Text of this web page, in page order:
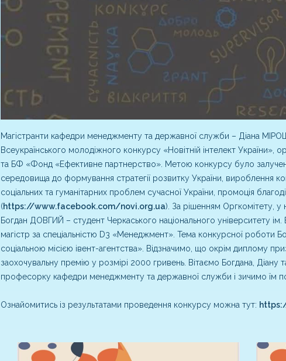
Магістранти кафедри менеджменту та державної служби – Діана
Всеукраїнського молодіжного конкурсу «Новітній інтелект України»,
та БФ «Фонд «Ефективне партнерство». Метою конкурсу було
середовища до формування стратегії розвитку України, вироблення
соціальних та гуманітарних проблем сучасної України, промоція
(https://www.facebook.com/novi.org.ua). За рішенням Оргкомітету, у
Богдан ДОВГИЙ – студент Черкаського національного університету ім.
магістр за спеціальністю D3 «Менеджмент». Тема конкурсної роботи
соціальною місією івент-агентства». Відзначимо, що окрім диплому
заохочувальну премію у розмірі 2000 гривень. Вітаємо Богдана, Діану
професорку кафедри менеджменту та державної служби і зичимо їм
Ознайомитись із результатами проведення конкурсу можна тут: